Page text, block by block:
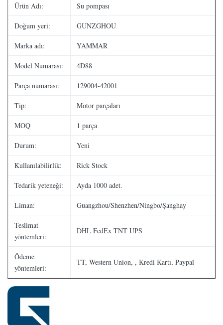
Ürün Adı: Su pompası
Doğum yeri: GUNZGHOU
Marka adı: YAMMAR
Model Numarası: 4D88
Parça numarası: 129004-42001
Tip: Motor parçaları
MOQ 1 parça
Durum: Yeni
Kullanılabilirlik: Rick Stock
Tedarik yeteneği: Ayda 1000 adet.
Liman: Guangzhou/Shenzhen/Ningbo/Şanghay
Teslimat
yöntemleri:
DHL FedEx TNT UPS
Ödeme
yöntemleri:
TT, Western Union, , Kredi Kartı, Paypal